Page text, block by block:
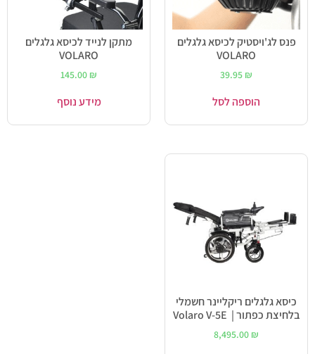
פנס לג'ויסטיק לכיסא גלגלים
VOLARO
39.95 ₪
הוספה לסל
מתקן לנייד לכיסא גלגלים
VOLARO
145.00 ₪
מידע נוסף
כיסא גלגלים ריקליינר חשמלי
בלחיצת כפתור | Volaro V-5E
8,495.00 ₪